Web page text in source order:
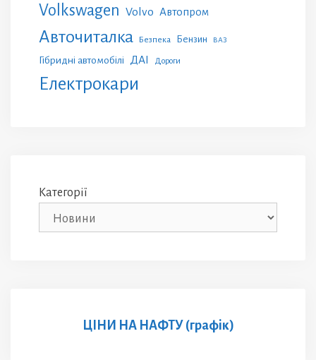
Volkswagen Volvo Автопром
Авточиталка Безпека Бензин ВАЗ
Гібридні автомобілі ДАІ Дороги
Електрокари
Категорії
ЦІНИ НА НАФТУ (графік)